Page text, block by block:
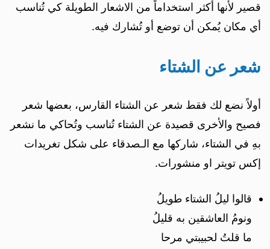
قصير لأنها أكثر استخداماً من الاشعار الطويلة كي تُناسب
أي مكان يُمكن أن توضع أو تُشارك فيه.
شعر عن الشتاء
أولاً نضع لك فقط شعر عن الشتاء القارس، بعضها شعر
فصيح والأخرى قصيدة عن الشتاء تُناسب وتُحاكي ما نشعر
بهِ في الشتاء، شاركها مع الـصدقاء على شكل تغريدات
إكس تويتر او منشورات.
قالوا ليلُ الشتاء طويلُ
ونومُ العاشقين به قليلُ
ما قلتُ لحبيبتي مرحا